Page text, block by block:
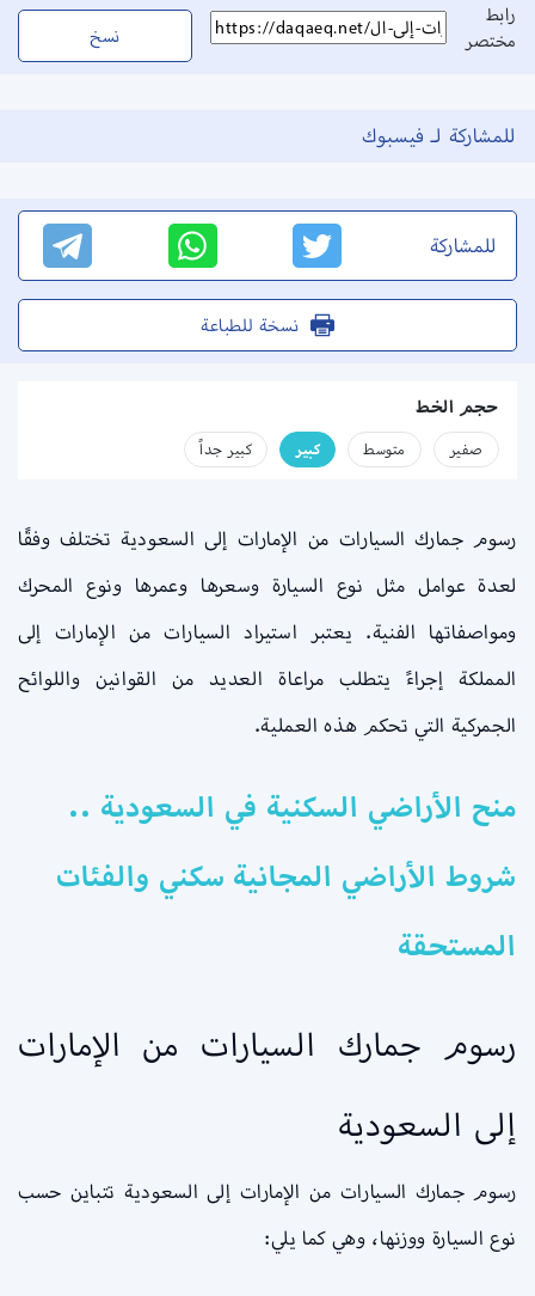
رابط
مختصر
نسخ
للمشاركة لـ فيسبوك
للمشاركة
نسخة للطباعة
حجم الخط
صفير متوسط كبير كبير جداً
رسوم جمارك السيارات من الإمارات إلى السعودية تختلف وفقًا
لعدة عوامل مثل نوع السيارة وسعرها وعمرها ونوع المحرك
ومواصفاتها الفنية. يعتبر استيراد السيارات من الإمارات إلى
المملكة إجراءً يتطلب مراعاة العديد من القوانين واللوائح
الجمركية التي تحكم هذه العملية.
منح الأراضي السكنية في السعودية ..
شروط الأراضي المجانية سكني والفئات
المستحقة
رسوم جمارك السيارات من الإمارات
إلى السعودية
رسوم جمارك السيارات من الإمارات إلى السعودية تتباين حسب
نوع السيارة ووزنها، وهي كما يلي: